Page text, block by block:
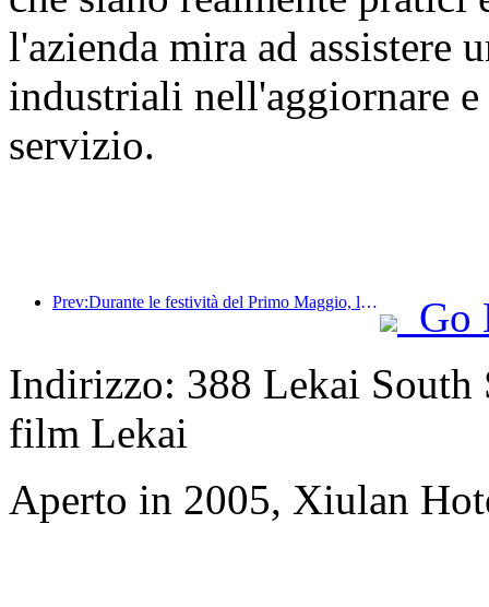
l'azienda mira ad assistere
industriali nell'aggiornare
servizio.
Prev:Durante le festività del Primo Maggio, la ferrovia del delta del fiume Yangtze ha trasportato oltre 21,38 milioni di passeggeri.
Go
Indirizzo: 388 Lekai
film Lekai
Aperto in 2005, Xiulan